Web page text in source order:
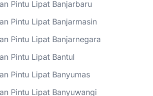
Pintu Lipat Banjarbaru
Pintu Lipat Banjarmasin
Pintu Lipat Banjarnegara
Pintu Lipat Bantul
Pintu Lipat Banyumas
Pintu Lipat Banyuwangi